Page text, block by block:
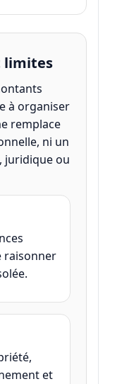
limites
à organiser
remplace
ni un
juridique ou
raisonner
et